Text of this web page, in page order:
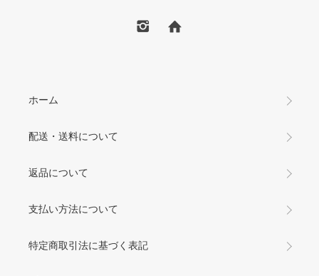
ホーム
配送・送料について
返品について
支払い方法について
特定商取引法に基づく表記